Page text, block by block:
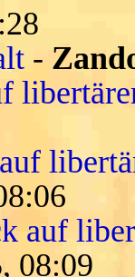
-
auf
08:09